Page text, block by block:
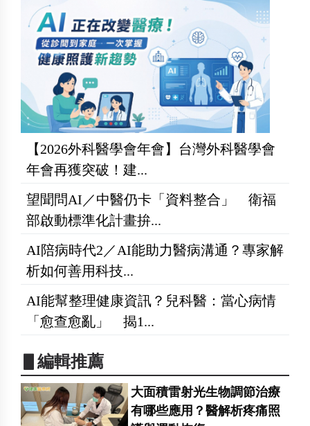
【2026外科醫學會年會】台灣外科醫學會
年會再獲突破！建...
望聞問AI／中醫仍卡「資料整合」 衛福
部啟動標準化計畫拚...
AI陪病時代2／AI能助力醫病溝通？專家解
析如何善用科技...
AI能幫整理健康資訊？兒科醫：當心病情
「愈查愈亂」 揭1...
▋編輯推薦
大面積雷射光生物調節治療
有哪些應用？醫解析疼痛照